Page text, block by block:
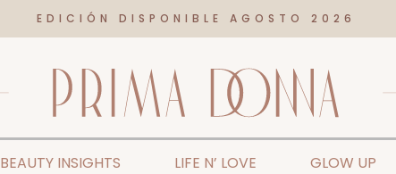
EDICIÓN DISPONIBLE AGOSTO 2026
BEAUTY INSIGHTS LIFE N’ LOVE GLOW UP